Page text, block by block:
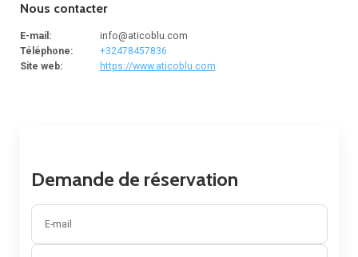
Nous contacter
E-mail :
info@aticoblu.com
Téléphone:
+32478457836
Site web: https://www.aticoblu.com
Demande de réservation
E-mail